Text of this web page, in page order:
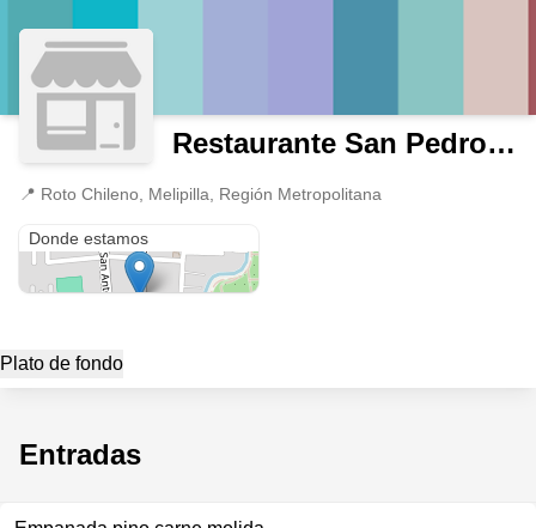
Restaurante San Pedro-Pomaire.
📍 Roto Chileno, Melipilla, Región Metropolitana
Donde estamos
Plato de fondo
Entradas